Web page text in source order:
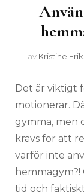
av Kristine
Det är viktigt
motionerar.
gymma, men
krävs för att
varför inte
tid och